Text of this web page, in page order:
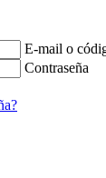
E-mail o
Contraseña